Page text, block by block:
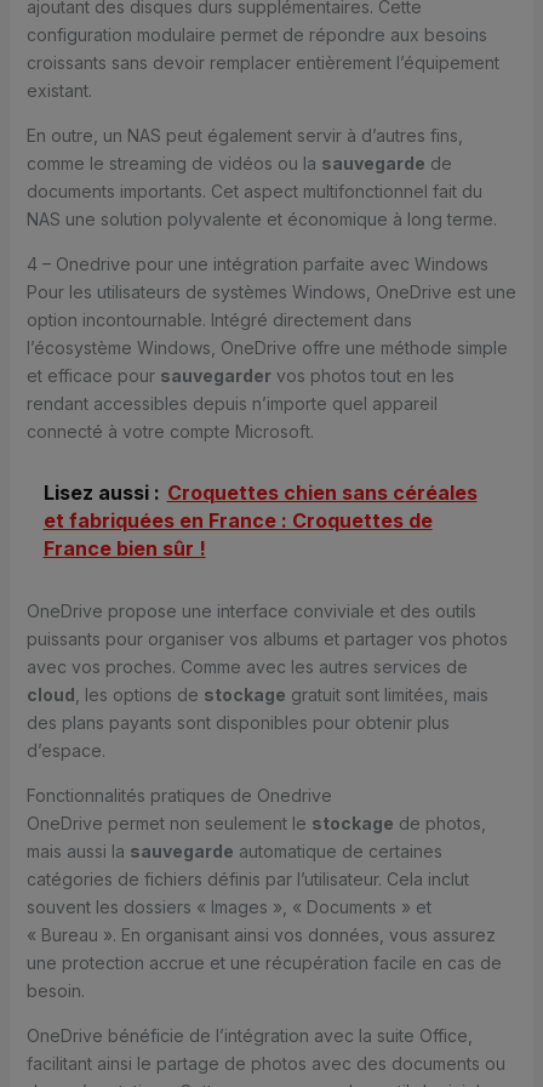
ajoutant des disques durs supplémentaires. Cette
configuration modulaire permet de répondre aux besoins
croissants sans devoir remplacer entièrement l’équipement
existant.
En outre, un NAS peut également servir à d’autres fins,
comme le streaming de vidéos ou la sauvegarde de
documents importants. Cet aspect multifonctionnel fait du
NAS une solution polyvalente et économique à long terme.
4 – Onedrive pour une intégration parfaite avec Windows
Pour les utilisateurs de systèmes Windows, OneDrive est une
option incontournable. Intégré directement dans
l’écosystème Windows, OneDrive offre une méthode simple
et efficace pour sauvegardervos photos tout en les
rendant accessibles depuis n’importe quel appareil
connecté à votre compte Microsoft.
Lisez aussi : Croquettes chien sans céréales
et fabriquées en France : Croquettes de
France bien sûr !
OneDrive propose une interface conviviale et des outils
puissants pour organiser vos albums et partager vos photos
avec vos proches. Comme avec les autres services de
cloud , les options de stockage gratuit sont limitées, mais
des plans payants sont disponibles pour obtenir plus
d’espace.
Fonctionnalités pratiques de Onedrive
OneDrive permet non seulement le stockage de photos,
mais aussi la sauvegarde automatique de certaines
catégories de fichiers définis par l’utilisateur. Cela inclut
souvent les dossiers « Images », « Documents » et
« Bureau ». En organisant ainsi vos données, vous assurez
une protection accrue et une récupération facile en cas de
besoin.
OneDrive bénéficie de l’intégration avec la suite Office,
facilitant ainsi le partage de photos avec des documents ou